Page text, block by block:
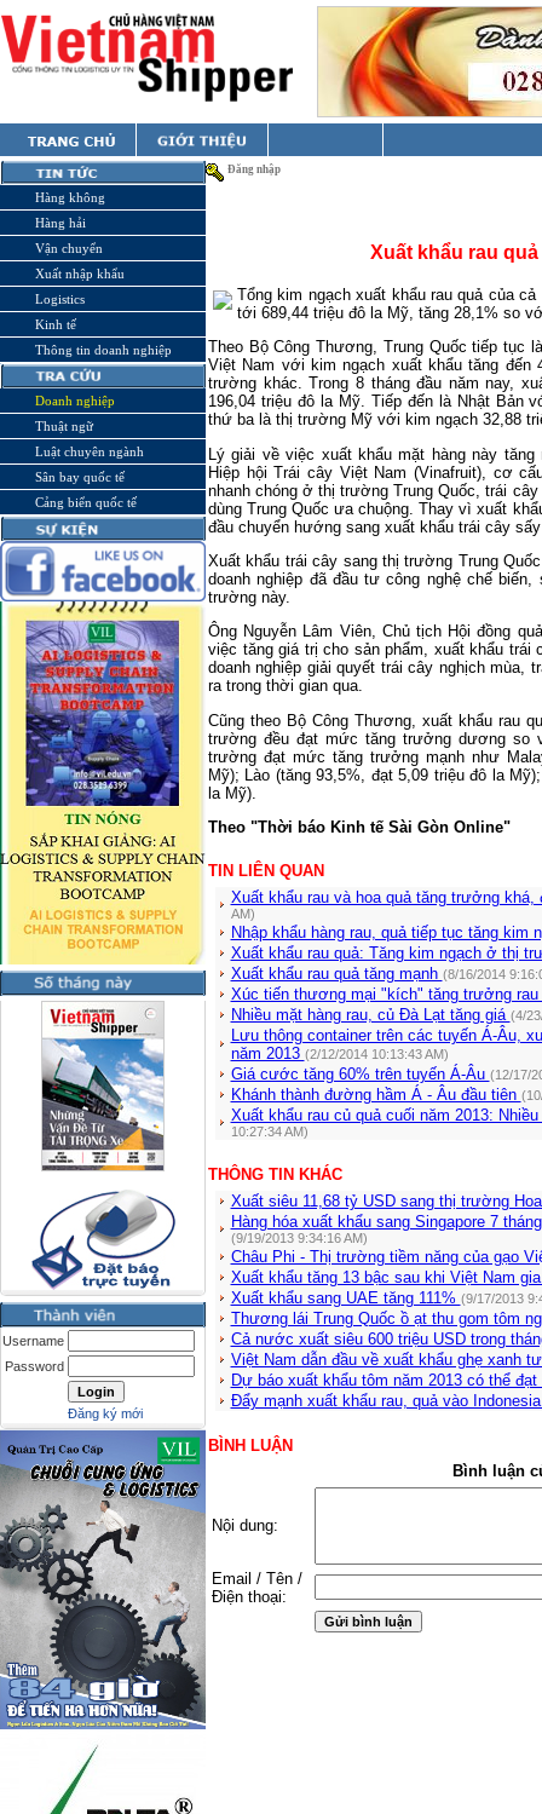
Hàng không
Hàng hải
Vận chuyển
Xuất nhập khẩu
Logistics
Kinh tế
Thông tin doanh nghiệp
Doanh nghiệp
Thuật ngữ
Luật chuyên ngành
Sân bay quốc tế
Cảng biển quốc tế
Username
Password
Đăng ký mới
Đăng nhập
Xuất khẩu rau
Tổng kim ngạch xuất khẩu rau quả của
tới 689,44 triệu đô la Mỹ, tăng 28,1% so
Theo Bộ Công Thương, Trung Quốc tiếp tục
Việt Nam với kim ngạch xuất khẩu tăng
trường khác. Trong 8 tháng đầu năm nay,
196,04 triệu đô la Mỹ. Tiếp đến là Nhật Bản
thứ ba là thị trường Mỹ với kim ngạch 32,88
Lý giải về việc xuất khẩu mặt hàng này tăng
Hiệp hội Trái cây Việt Nam (Vinafruit), cơ
nhanh chóng ở thị trường Trung Quốc, trái
dùng Trung Quốc ưa chuộng. Thay vì xuất
đầu chuyển hướng sang xuất khẩu trái cây
Xuất khẩu trái cây sang thị trường Trung
doanh nghiệp đã đầu tư công nghệ chế
trường này.
Ông Nguyễn Lâm Viên, Chủ tịch Hội đồng
việc tăng giá trị cho sản phẩm, xuất khẩu
doanh nghiệp giải quyết trái cây nghịch mùa,
ra trong thời gian qua.
Cũng theo Bộ Công Thương, xuất khẩu rau
trường đều đạt mức tăng trưởng dương so
trường đạt mức tăng trưởng mạnh như
Mỹ); Lào (tăng 93,5%, đạt 5,09 triệu đô la
la Mỹ).
Theo "Thời báo Kinh tế Sài Gòn Online"
TIN LIÊN QUAN
Xuất khẩu rau và hoa quả tăng trưởng
AM)
Nhập khẩu hàng rau, quả tiếp tục tăng kim
Xuất khẩu rau quả: Tăng kim ngạch ở thị
Xuất khẩu rau quả tăng mạnh (8/16/2014
Xúc tiến thương mại "kích" tăng trưởng
Nhiều mặt hàng rau, củ Đà Lạt tăng giá (4/
Lưu thông container trên các tuyến Á-Âu,
năm 2013 (2/12/2014 10:13:43 AM)
Giá cước tăng 60% trên tuyến Á-Âu (12/17/
Khánh thành đường hầm Á - Âu đầu tiên
Xuất khẩu rau củ quả cuối năm 2013:
10:27:34 AM)
THÔNG TIN KHÁC
Xuất siêu 11,68 tỷ USD sang thị trường
Hàng hóa xuất khẩu sang Singapore 7
(9/19/2013 9:34:16 AM)
Châu Phi - Thị trường tiềm năng của gạo
Xuất khẩu tăng 13 bậc sau khi Việt Nam
Xuất khẩu sang UAE tăng 111% (9/17/2013
Thương lái Trung Quốc ồ ạt thu gom tôm
Cả nước xuất siêu 600 triệu USD trong
Việt Nam dẫn đầu về xuất khẩu ghẹ xanh
Dự báo xuất khẩu tôm năm 2013 có thể
Đẩy mạnh xuất khẩu rau, quả vào
BÌNH LUẬN
Bình luận
Nội dung:
Email / Tên /
Điện thoại: